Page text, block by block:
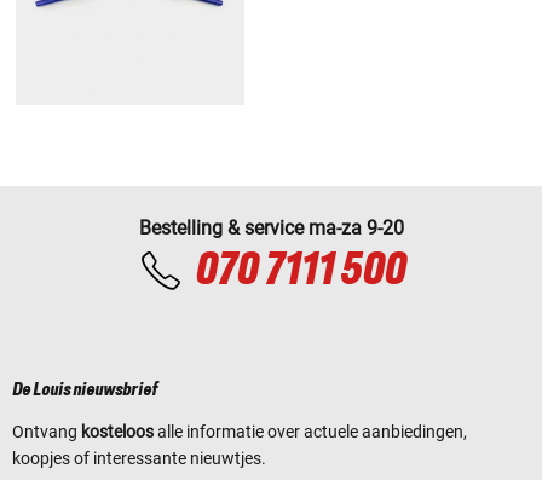
Bestelling & service ma-za 9-20
070 7111 500
De Louis nieuwsbrief
Ontvang kosteloosalle informatie over actuele aanbiedingen,
koopjes of interessante nieuwtjes.